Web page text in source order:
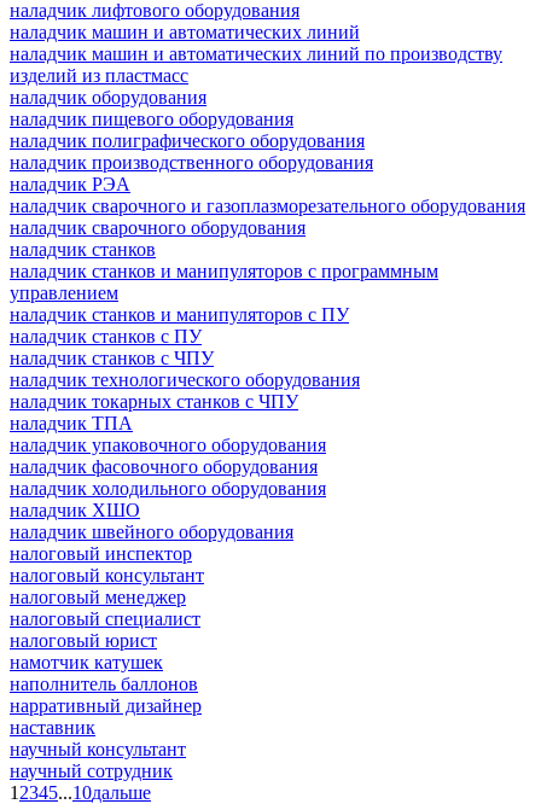
наладчик лифтового оборудования
наладчик машин и автоматических линий
наладчик машин и автоматических линий по производству
изделий из пластмасс
наладчик оборудования
наладчик пищевого оборудования
наладчик полиграфического оборудования
наладчик производственного оборудования
наладчик РЭА
наладчик сварочного и газоплазморезательного оборудования
наладчик сварочного оборудования
наладчик станков
наладчик станков и манипуляторов с программным
управлением
наладчик станков и манипуляторов с ПУ
наладчик станков с ПУ
наладчик станков с ЧПУ
наладчик технологического оборудования
наладчик токарных станков с ЧПУ
наладчик ТПА
наладчик упаковочного оборудования
наладчик фасовочного оборудования
наладчик холодильного оборудования
наладчик ХШО
наладчик швейного оборудования
налоговый инспектор
налоговый консультант
налоговый менеджер
налоговый специалист
налоговый юрист
намотчик катушек
наполнитель баллонов
нарративный дизайнер
наставник
научный консультант
научный сотрудник
1 2345...10дальше